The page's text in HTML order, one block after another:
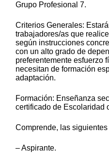
Grupo Profesional 7.
Criterios Generales:
trabajadores/as que
según instrucciones
con un alto grado de
preferentemente esfuerzo
necesitan de formación
adaptación.
Formación: Enseñanza
certificado de Escolaridad
Comprende, las
– Aspirante.